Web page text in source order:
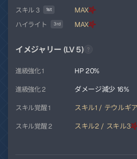
スキル 3 1st MAX
ハイライト 3rd MAX
イメジャリー (LV 5)
進級強化 1 HP 20%
進級強化 2 ダメージ減少 16%
スキル覚醒 1 スキル1 / テウルギ
スキル覚醒 2 スキル2 / スキル3